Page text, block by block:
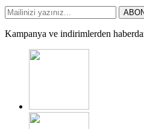
Kampanya ve indirimlerden